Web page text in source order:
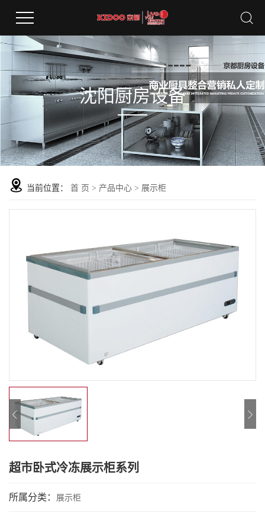
沈阳厨房设备
当前位置： 首 页 > 产品中心 > 展示柜
超市卧式冷冻展示柜系列
所属分类： 展示柜